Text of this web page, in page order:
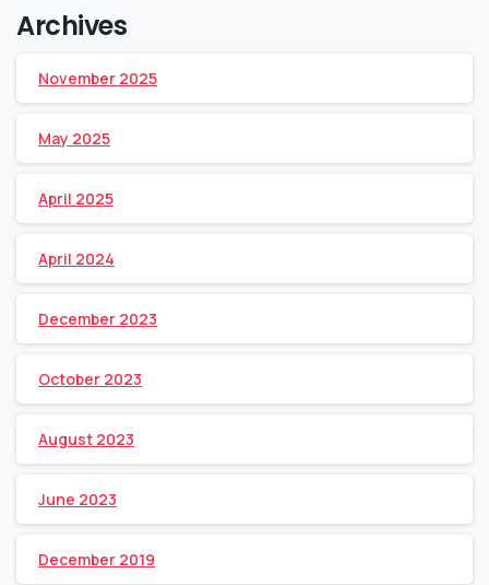
Archives
November 2025
May 2025
April 2025
April 2024
December 2023
October 2023
August 2023
June 2023
December 2019